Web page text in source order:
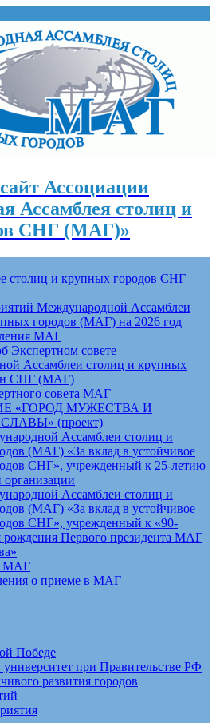
Ассоциации
Ассамблея столиц и
СНГ (МАГ)»
столиц и крупных городов СНГ
Международной Ассамблеи
городов (МАГ) на 2026 год
МАГ
Экспертном совете
Ассамблеи столиц и крупных
СНГ (МАГ)
совета МАГ
«ГОРОД МУЖЕСТВА И
(проект)
Ассамблеи столиц и
(МАГ) «За вклад в устойчивое
СНГ», учрежденный к 25-летию
организации
Ассамблеи столиц и
(МАГ) «За вклад в устойчивое
СНГ», учрежденный к «90-
рождения Первого президента МАГ
МАГ
о приеме в МАГ
Победе
при Правительстве РФ
развития городов